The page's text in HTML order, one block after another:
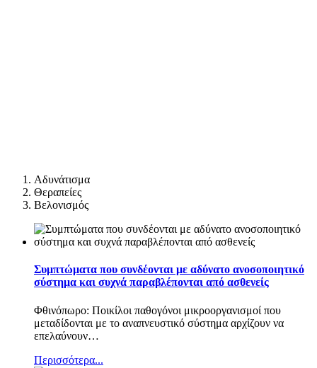
Αδυνάτισμα
Θεραπείες
Βελονισμός
Συμπτώματα που συνδέονται με αδύνατο ανοσοποιητικό
σύστημα και συχνά παραβλέπονται από ασθενείς
Φθινόπωρο: Ποικίλοι παθογόνοι μικροοργανισμοί που
μεταδίδονται με το αναπνευστικό σύστημα αρχίζουν να
επελαύνουν…
Περισσότερα...